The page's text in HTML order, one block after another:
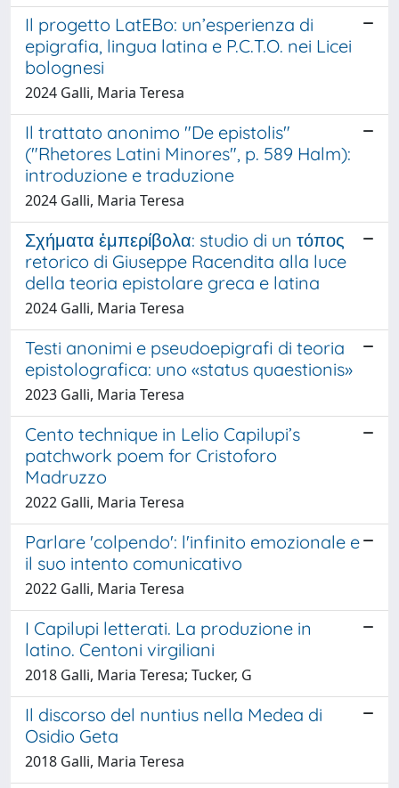
Il progetto LatEBo: un’esperienza di
epigrafia, lingua latina e P.C.T.O. nei Licei
bolognesi
2024 Galli, Maria Teresa
Il trattato anonimo "De epistolis"
("Rhetores Latini Minores", p. 589 Halm):
introduzione e traduzione
2024 Galli, Maria Teresa
Σχήματα ἐμπερίβολα: studio di un τόπος
retorico di Giuseppe Racendita alla luce
della teoria epistolare greca e latina
2024 Galli, Maria Teresa
Testi anonimi e pseudoepigrafi di teoria
epistolografica: uno «status quaestionis»
2023 Galli, Maria Teresa
Cento technique in Lelio Capilupi’s
patchwork poem for Cristoforo
Madruzzo
2022 Galli, Maria Teresa
Parlare 'colpendo': l'infinito emozionale e
il suo intento comunicativo
2022 Galli, Maria Teresa
I Capilupi letterati. La produzione in
latino. Centoni virgiliani
2018 Galli, Maria Teresa; Tucker, G
Il discorso del nuntius nella Medea di
Osidio Geta
2018 Galli, Maria Teresa